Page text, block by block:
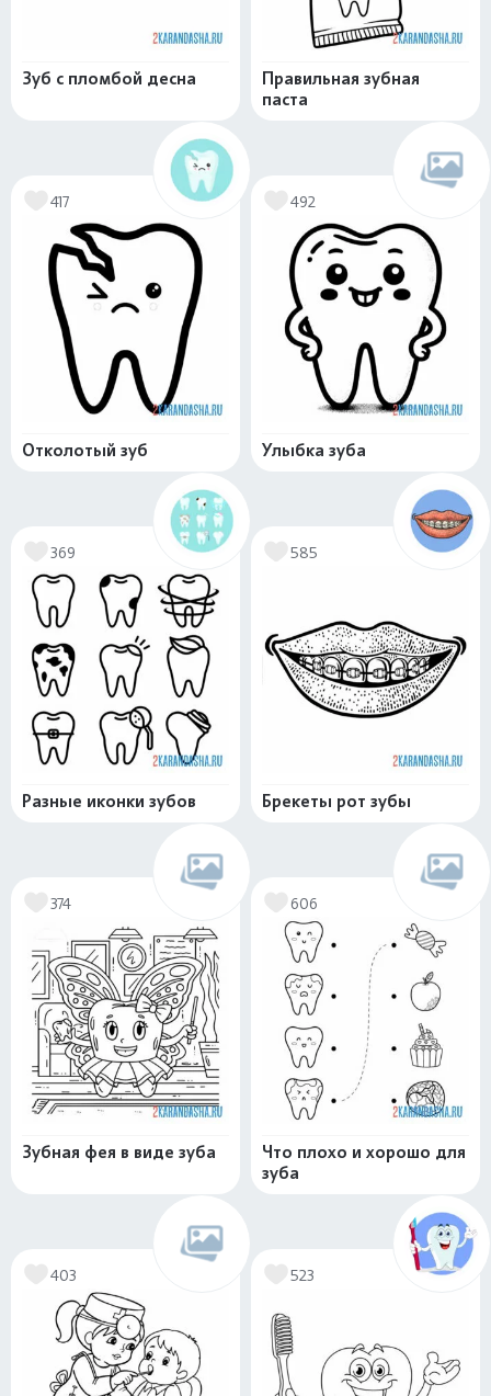
Зуб с пломбой десна
Правильная зубная
паста
417
Отколотый зуб
492
Улыбка зуба
369
Разные иконки зубов
585
Брекеты рот зубы
374
Зубная фея в виде зуба
606
Что плохо и хорошо для
зуба
403 523